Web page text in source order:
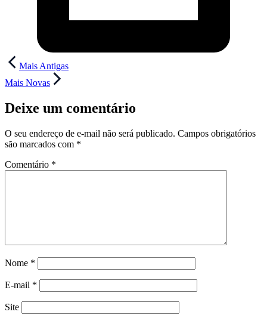
Navegação
de
Mais Antigas
Mais Novas
Deixe um comentário
O seu endereço de e-mail não será publicado. Campos obrigatórios
são marcados com *
Comentário *
Nome *
E-mail *
Site